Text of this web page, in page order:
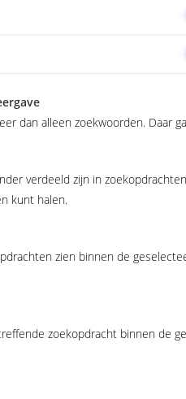
dan alleen zoekwoorden. Daar
verdeeld zijn in
kunt halen.
zien binnen de
zoekopdracht binnen de